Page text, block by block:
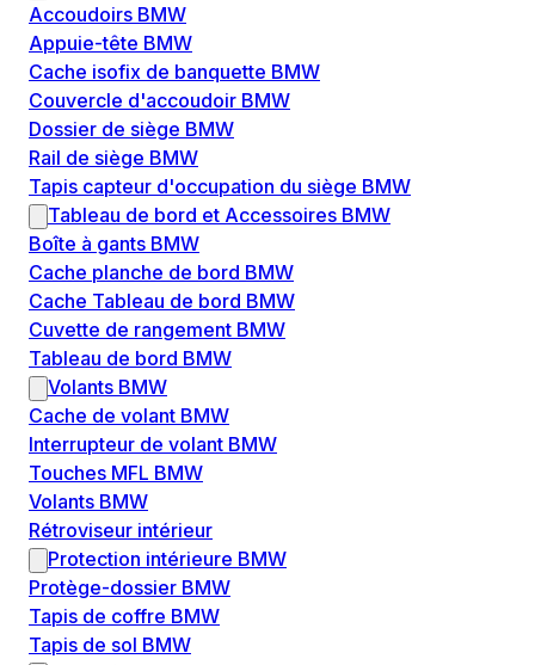
Accoudoirs BMW
Appuie-tête BMW
Cache isofix de banquette BMW
Couvercle d'accoudoir BMW
Dossier de siège BMW
Rail de siège BMW
Tapis capteur d'occupation du siège BMW
Tableau de bord et Accessoires BMW
Boîte à gants BMW
Cache planche de bord BMW
Cache Tableau de bord BMW
Cuvette de rangement BMW
Tableau de bord BMW
Volants BMW
Cache de volant BMW
Interrupteur de volant BMW
Touches MFL BMW
Volants BMW
Rétroviseur intérieur
Protection intérieure BMW
Protège-dossier BMW
Tapis de coffre BMW
Tapis de sol BMW